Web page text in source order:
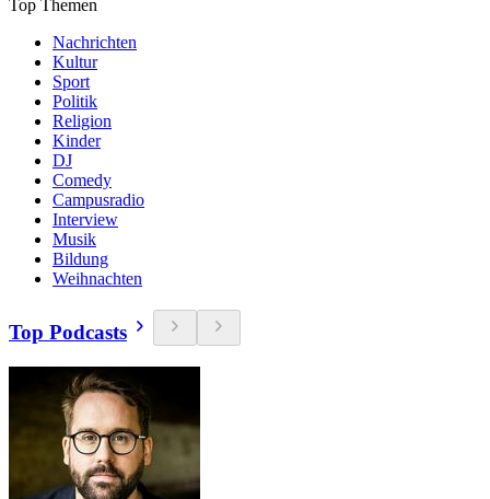
Top Themen
Nachrichten
Kultur
Sport
Politik
Religion
Kinder
DJ
Comedy
Campusradio
Interview
Musik
Bildung
Weihnachten
Top Podcasts